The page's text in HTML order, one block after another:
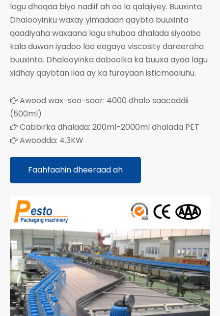
lagu dhaqaa biyo nadiif ah oo la qalajiyey. Buuxinta
Dhalooyinku waxay yimadaan qaybta buuxinta
qaadiyaha waxaana lagu shubaa dhalada siyaabo
kala duwan iyadoo loo eegayo viscosity dareeraha
buuxinta. Dhalooyinka daboolka ka buuxa ayaa lagu
xidhay qaybtan ilaa ay ka furayaan isticmaaluhu.
 Awood wax-soo-saar: 4000 dhalo saacaddii
(500ml)
 Cabbirka dhalada: 200ml-2000ml dhalada PET
 Awoodda: 4.3KW
Faahfaahin dheeraad ah